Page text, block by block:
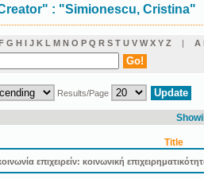
" : "Simionescu, Cristina"
G H I J K L M N O P Q R S T U V W X Y Z | Α
Results/Page
Title
επιχειρείν: κοινωνική